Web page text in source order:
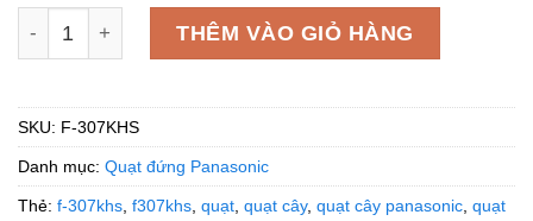
Quạt lửng Panasonic F-307KHS 37W, màu bạc số lượng
THÊM VÀO GIỎ HÀNG
SKU: F-307KHS
Danh mục: Quạt đứng Panasonic
Thẻ: f-307khs, f307khs, quạt, quạt cây, quạt cây panasonic, quạt